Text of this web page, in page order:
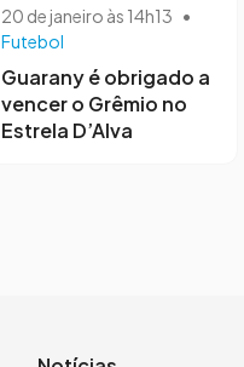
20 de janeiro às 14h13 •
Futebol
Guarany é obrigado a
vencer o Grêmio no
Estrela D’Alva